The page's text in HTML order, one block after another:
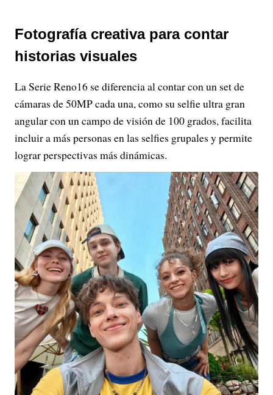
Fotografía creativa para contar
historias visuales
La Serie Reno16 se diferencia al contar con un set de
cámaras de 50MP cada una, como su selfie ultra gran
angular con un campo de visión de 100 grados, facilita
incluir a más personas en las selfies grupales y permite
lograr perspectivas más dinámicas.